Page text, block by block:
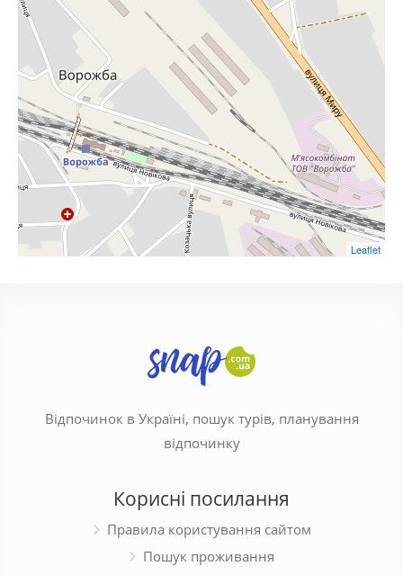
Leaflet
Відпочинок в Україні, пошук турів, планування
відпочинку
Корисні посилання
Правила користування сайтом
Пошук проживання